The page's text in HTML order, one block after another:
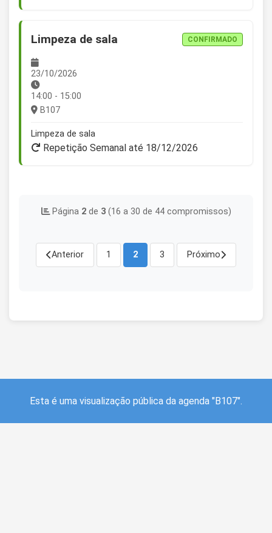
Limpeza de sala CONFIRMADO
23/10/2026
14:00 - 15:00
B107
Limpeza de sala
Repetição Semanal até 18/12/2026
Página 2de 3(16 a 30 de 44 compromissos)
Anterior 1 2 3 Próximo
Esta é uma visualização pública da agenda "B107".